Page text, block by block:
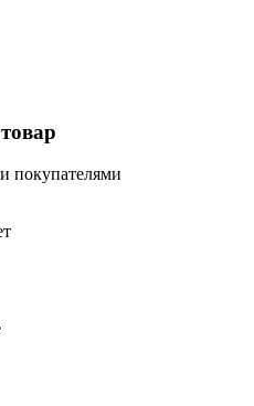
покупателями